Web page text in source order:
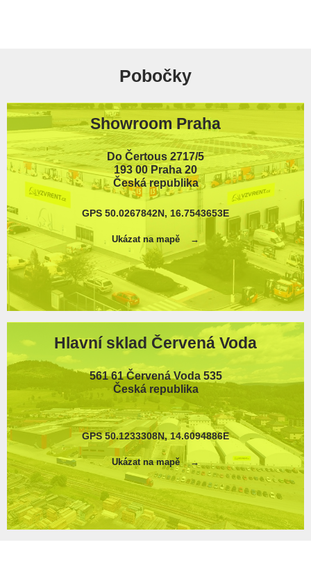
Pobočky
Showroom Praha
Do Čertous 2717/5
193 00 Praha 20
Česká republika
GPS 50.0267842N, 16.7543653E
Ukázat na mapě
Hlavní sklad Červená Voda
561 61 Červená Voda 535
Česká republika
GPS 50.1233308N, 14.6094886E
Ukázat na mapě